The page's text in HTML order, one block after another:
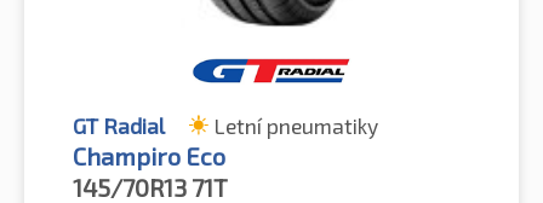
GT Radial Letní pneumatiky
Champiro Eco
145/70R13 71T